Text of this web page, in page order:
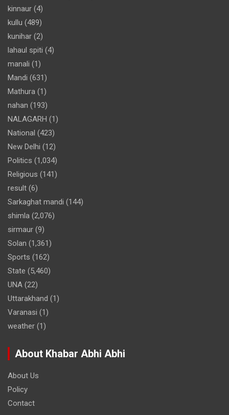
kinnaur (4)
kullu (489)
kunihar (2)
lahaul spiti (4)
manali (1)
Mandi (631)
Mathura (1)
nahan (193)
NALAGARH (1)
National (423)
New Delhi (12)
Politics (1,034)
Religious (141)
result (6)
Sarkaghat mandi (144)
shimla (2,076)
sirmaur (9)
Solan (1,361)
Sports (162)
State (5,460)
UNA (22)
Uttarakhand (1)
Varanasi (1)
weather (1)
About Khabar Abhi Abhi
About Us
Policy
Contact